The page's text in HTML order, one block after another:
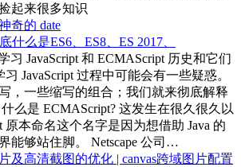
起来很多知识
奇的 date
什么是ES6、ES8、ES 2017、
习 JavaScript 和 ECMAScript 历史和它们
JavaScript 过程中可能会有一些疑惑。
，一些缩写的组合；我们就来彻底解释
么是 ECMAScript? 这发生在很久很久以
原本命名这个名字是因为想借助 Java 的
能够站住脚。 Netscape 公司…
及高清截图的优化 | canvas跨域图片配置